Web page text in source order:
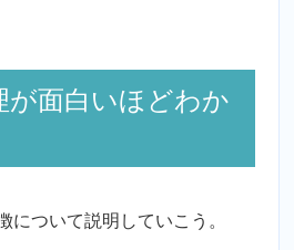
が面白いほどわか
について説明していこう。